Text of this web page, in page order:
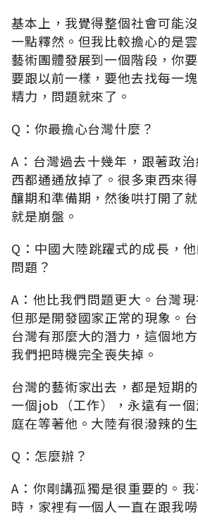
基本上，我覺得整個社會可能
一點釋然。但我比較擔心的是
藝術團體發展到一個階段，你
要跟以前一樣，要他去找每一
精力，問題就來了。
Q：你最擔心台灣什麼？
A：台灣過去十幾年，跟著政
西都通通放掉了。很多東西來
釀期和準備期，然後哄打開了
就是崩盤。
Q：中國大陸跳躍式的成長，
問題？
A：他比我們問題更大。台灣
但那是開發國家正常的現象。
台灣有那麼大的潛力，這個地
我們把時機完全喪失掉。
台灣的藝術家出去，都是短期
一個job（工作），永遠有一
庭在等著他。大陸有很潑辣的
Q：怎麼辦？
A：你剛講孤獨是很重要的。
時，家裡有一個人一直在跟我嘮